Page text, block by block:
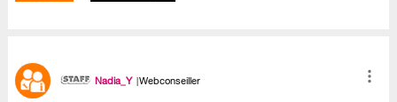
Nadia_Y Webconseiller